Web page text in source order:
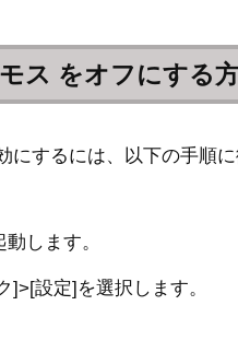
ス をオフにする
にするには、以下の手順に
します。
]>[設定]を選択します。